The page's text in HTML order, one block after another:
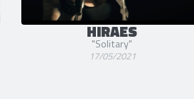
HIRAES
"Solitary"
17/05/2021